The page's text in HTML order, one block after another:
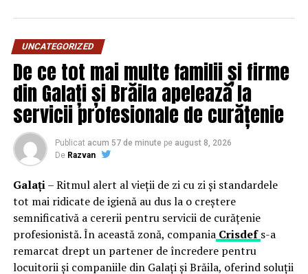
„Bucureștiul funcționează ca un puzzle construit fără
imaginea de pe cutie, iar lipsa de coerență urbanistică
amplifică diferențele reale de accesibilitate între zone”,
explică Oana Ivan, CEO O.I. Real Estate.
În acest context, cumpărătorii devin mai selectivi,
punând accent pe infrastructură, calitatea construcției
și stabilitatea investiției, iar deciziile de achiziție sunt tot
mai frecvent amânate.
Pe fondul presiunii asupra prețurilor, piața rezidențială
din București își schimbă direcția: accentul se mută de la
suprafață la modul în care spațiul este utilizat.
UNCATEGORIZED
De ce tot mai multe familii și firme
din Galați și Brăila apelează la
servicii profesionale de curățenie
Publicat acum 57 de minute pe august 8, 2026
De Razvan
Galați– Ritmul alert al vieții de zi cu zi și standardele
tot mai ridicate de igienă au dus la o creștere
semnificativă a cererii pentru servicii de curățenie
profesionistă. În această zonă, compania Crisdef s-a
remarcat drept un partener de încredere pentru
locuitorii și companiile din Galați și Brăila, oferind soluții